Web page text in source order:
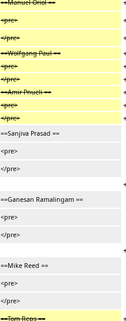
==Manuel Oriol ==
<pre>
</pre>
==Wolfgang Paul ==
<pre>
</pre>
==Amir Pnueli ==
<pre>
</pre>
==Sanjiva Prasad ==
<pre>
</pre>
==Ganesan Ramalingam ==
<pre>
</pre>
==Mike Reed ==
<pre>
</pre>
==Tom Reps ==